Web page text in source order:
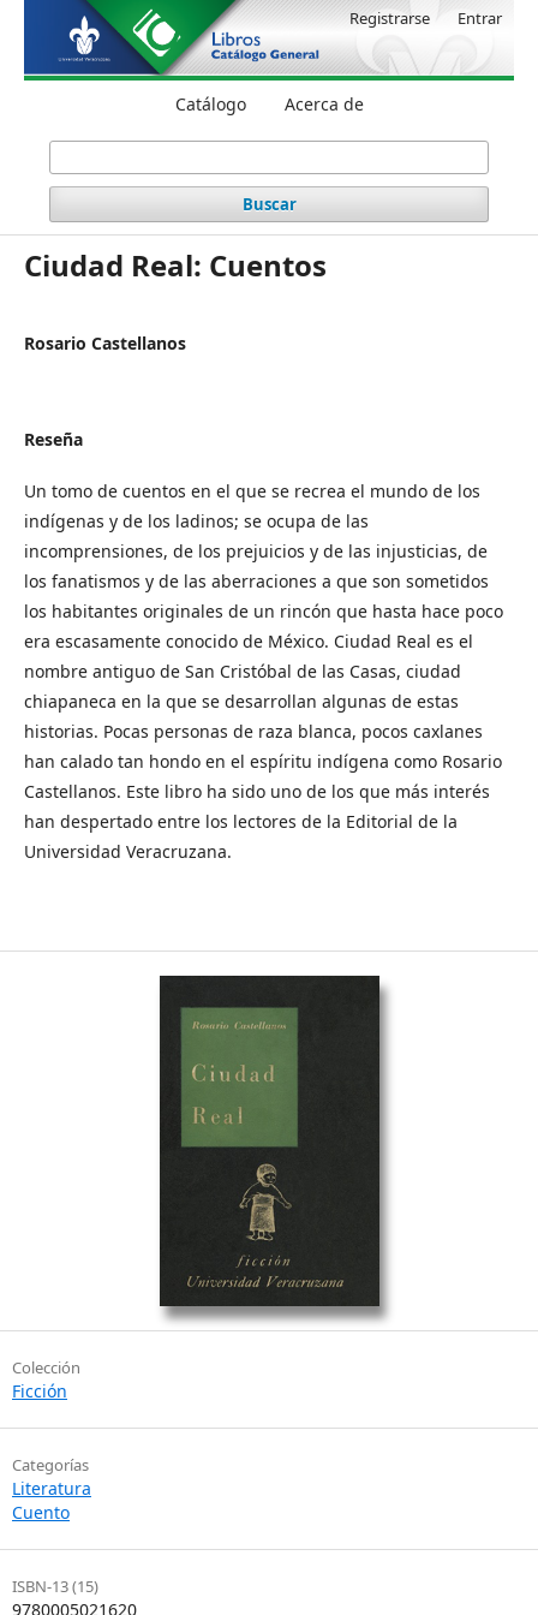
Catálogo Acerca de
Buscar
Registrarse Entrar
Ciudad Real: Cuentos
Rosario Castellanos
Reseña
Un tomo de cuentos en el que se recrea el mundo de los
indígenas y de los ladinos; se ocupa de las
incomprensiones, de los prejuicios y de las injusticias, de
los fanatismos y de las aberraciones a que son sometidos
los habitantes originales de un rincón que hasta hace poco
era escasamente conocido de México. Ciudad Real es el
nombre antiguo de San Cristóbal de las Casas, ciudad
chiapaneca en la que se desarrollan algunas de estas
historias. Pocas personas de raza blanca, pocos caxlanes
han calado tan hondo en el espíritu indígena como Rosario
Castellanos. Este libro ha sido uno de los que más interés
han despertado entre los lectores de la Editorial de la
Universidad Veracruzana.
Colección
Ficción
Categorías
Literatura
Cuento
ISBN-13 (15)
9780005021620